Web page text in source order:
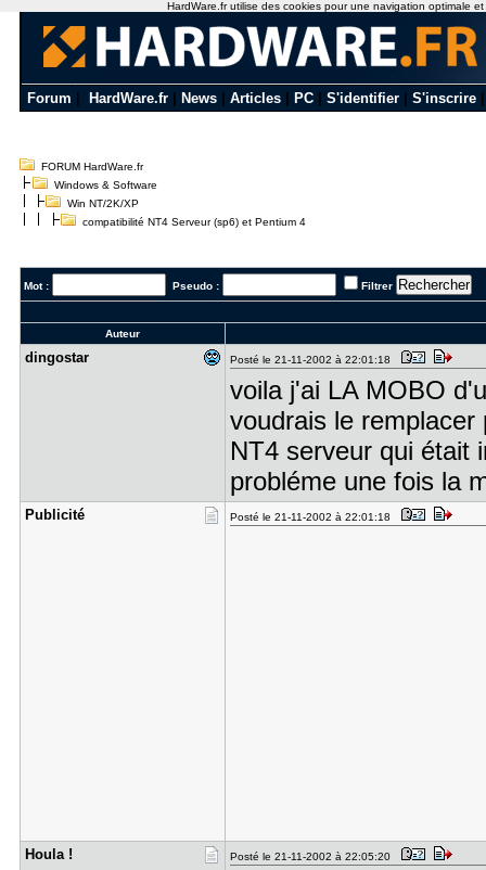
Forum HardWare.fr News Articles PC S'identifier S'inscrire
FORUM HardWare.fr
Windows & Software
Win NT/2K/XP
compatibilité NT4 Serveur (sp6) et Pentium 4
Mot : Pseudo : Filtrer
Auteur
dingostar Posté le 21-11-2002 à 22:01:18
voila j'ai LA MOBO
voudrais le
NT4 serveur qui était
probléme une fois la
Publicité Posté le 21-11-2002 à 22:01:18
Houla ! Posté le 21-11-2002 à 22:05:20
HardWare.fr utilise des cookies pour une navigation optimale